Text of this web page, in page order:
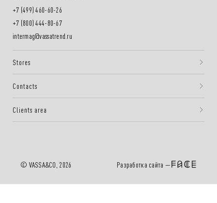
+7 (499) 460-60-26
+7 (800) 444-80-67
intermag@vassatrend.ru
Stores
Contacts
Clients area
© VASSA&CO, 2026 Разработка сайта —